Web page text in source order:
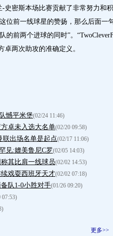
史密斯本场比赛贡献了非常努力和
位前一线球星的赞扬，那么后面一
的前两个进球的同时”。
卓两次助攻的准确定义。
憾平米堡(02/24 11:46)
卓未入选大名单(02/20 09:58)
联出场名单是起点(02/17 11:06)
见:媲美鲁尼C罗(02/05 14:03)
其比肩一线球员(02/02 14:53)
戏耍西班牙天才(02/02 07:18)
队1-0小胜对手(01/26 09:20)
07:53)
更多>>